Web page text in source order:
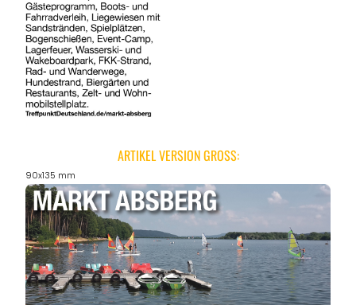
ARTIKEL VERSION GROSS:
90x135 mm